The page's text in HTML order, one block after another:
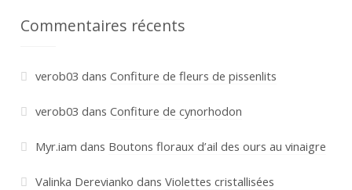
Commentaires récents
verob03 dans Confiture de fleurs de pissenlits
verob03 dans Confiture de cynorhodon
Myr.iam dans Boutons floraux d’ail des ours au vinaigre
Valinka Derevianko dans Violettes cristallisées